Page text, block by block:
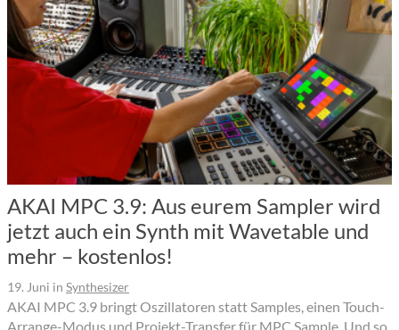
AKAI MPC 3.9: Aus eurem Sampler wird
jetzt auch ein Synth mit Wavetable und
mehr – kostenlos!
19. Juni in Synthesizer
AKAI MPC 3.9 bringt Oszillatoren statt Samples, einen Touch-
Arrange-Modus und Projekt-Transfer für MPC Sample. Und so